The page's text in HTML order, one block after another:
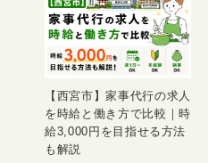
【西宮市】家事代行の求人
を時給と働き方で比較｜時
給3,000円を目指せる方法
も解説